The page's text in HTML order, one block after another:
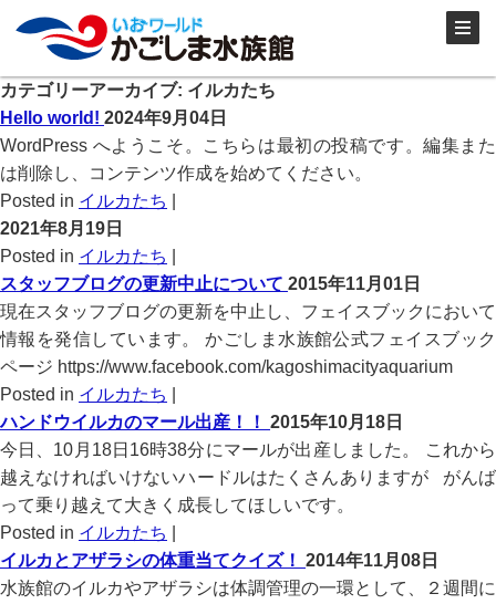
カテゴリーアーカイブ: イルカたち
Hello world! 2024年9月04日
WordPress へようこそ。こちらは最初の投稿です。編集また
は削除し、コンテンツ作成を始めてください。
Posted in イルカたち
2021年8月19日
Posted in イルカたち
スタッフブログの更新中止について 2015年11月01日
現在スタッフブログの更新を中止し、フェイスブックにおいて
情報を発信しています。 かごしま水族館公式フェイスブック
ページ https://www.facebook.com/kagoshimacityaquarium
Posted in イルカたち
ハンドウイルカのマール出産！！ 2015年10月18日
今日、10月18日16時38分にマールが出産しました。 これから
越えなければいけないハードルはたくさんありますが がんば
って乗り越えて大きく成長してほしいです。
Posted in イルカたち
イルカとアザラシの体重当てクイズ！ 2014年11月08日
水族館のイルカやアザラシは体調管理の一環として、２週間に